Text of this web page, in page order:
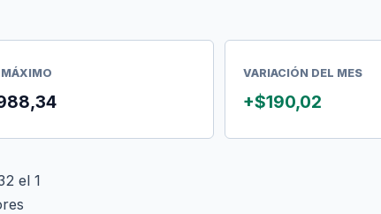
VARIACIÓN DEL MES
+$190,02
el 1